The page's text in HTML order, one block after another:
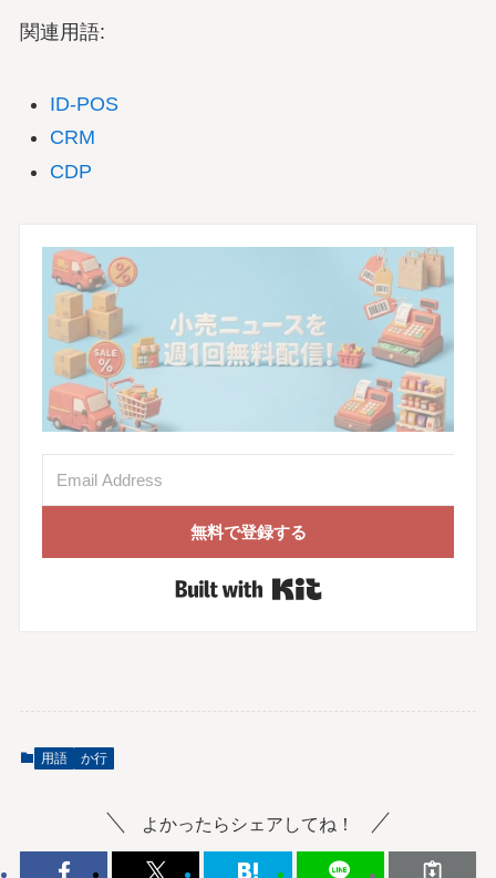
関連用語:
ID-POS
CRM
CDP
無料で登録する
Built with Kit
用語 か行
よかったらシェアしてね！